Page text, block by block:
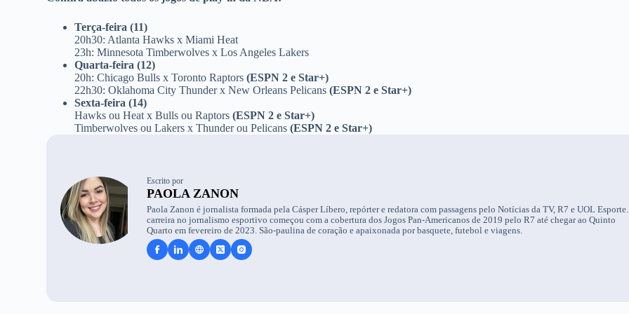
Terça-feira (11)
20h30: Atlanta Hawks x Miami Heat
23h: Minnesota Timberwolves x Los Angeles Lakers
Quarta-feira (12)
20h: Chicago Bulls x Toronto Raptors(ESPN 2 e Star+)
22h30: Oklahoma City Thunder x New Orleans Pelicans(ESPN 2 e Star+)
Sexta-feira (14)
Hawks ou Heat x Bulls ou Raptors(ESPN 2 e Star+)
Timberwolves ou Lakers x Thunder ou Pelicans(ESPN 2 e Star+)
Escrito por
PAOLA ZANON
Paola Zanon é jornalista formada pela Cásper Líbero, repórter e redatora com passagens pelo Notícias da TV, R7 e UOL
carreira no jornalismo esportivo começou com a cobertura dos Jogos Pan-Americanos de 2019 pelo R7 até chegar ao Quinto
Quarto em fevereiro de 2023. São-paulina de coração e apaixonada por basquete, futebol e viagens.